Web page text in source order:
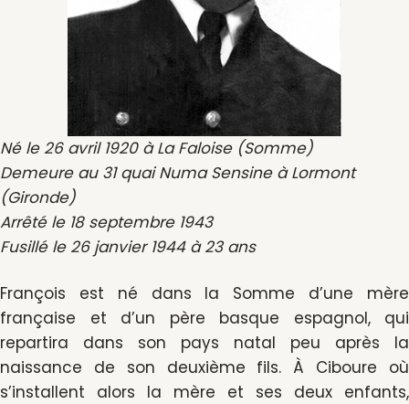
Né le 26 avril 1920 à La Faloise (Somme)
Demeure au 31 quai Numa Sensine à Lormont
(Gironde)
Arrêté le 18 septembre 1943
Fusillé le 26 janvier 1944 à 23 ans
François est né dans la Somme d’une mère
française et d’un père basque espagnol, qui
repartira dans son pays natal peu après la
naissance de son deuxième fils. À Ciboure où
s’installent alors la mère et ses deux enfants,